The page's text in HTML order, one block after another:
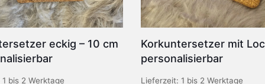
eckig – 10 cm
1 bis 2 Werktage
Korkuntersetzer mit
personalisierbar
Lieferzeit: 1 bis 2 Werktage